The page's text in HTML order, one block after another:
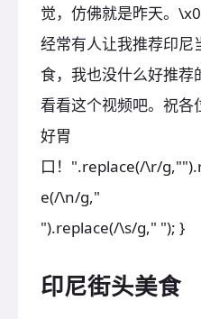
觉，仿佛就是昨天。
经常有人让我推荐印尼
食，我也没什么好推荐
看看这个视频吧。祝各
好胃
口！".replace(/\r/
e(/\n/g,"
").replace(/\s/g," "); }
印尼街头美食